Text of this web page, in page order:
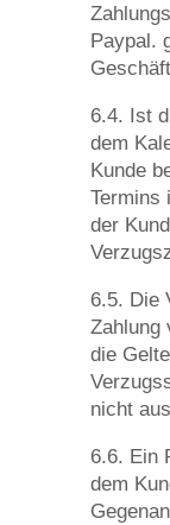
Paypal.
6.4. Ist
dem
Kunde
Termins
der
6.5. Die
Zahlung
die
nicht
6.6. Ein
dem